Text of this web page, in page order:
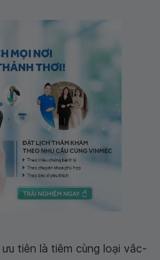
tiên là tiêm cùng loại vắc-